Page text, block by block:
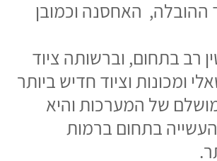
שירותים
חדר נקי
כיבוי אש
פארמה
חדר אנרגיה